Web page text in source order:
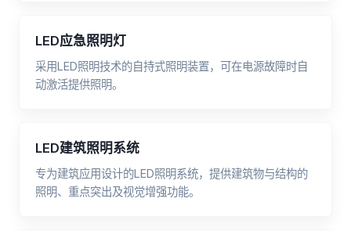
LED应急照明灯
采用LED照明技术的自持式照明装置，可在电源故障时自
动激活提供照明。
LED建筑照明系统
专为建筑应用设计的LED照明系统，提供建筑物与结构的
照明、重点突出及视觉增强功能。